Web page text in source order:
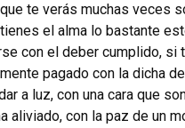
te verás muchas veces
el alma lo bastante
con el deber cumplido, si
pagado con la dicha
a luz, con una cara que
aliviado, con la paz de un